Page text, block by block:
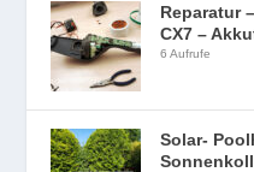
Reparatur
CX7 –
6 Aufrufe
Solar-